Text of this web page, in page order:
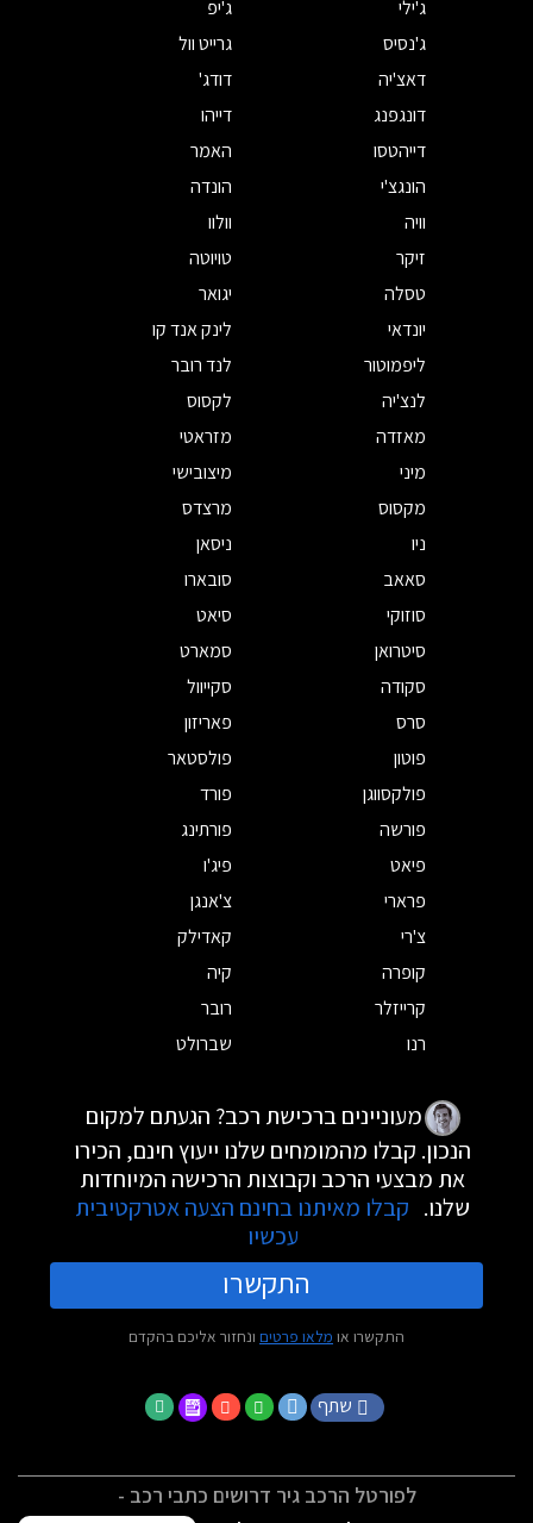
ג'ילי
ג'יפ
ג'נסיס
גרייט וול
דאצ'יה
דודג'
דונגפנג
דייהו
דייהטסו
האמר
הונגצ'י
הונדה
וויה
וולוו
זיקר
טויוטה
טסלה
יגואר
יונדאי
לינק אנד קו
ליפמוטור
לנד רובר
לנצ'יה
לקסוס
מאזדה
מזראטי
מיני
מיצובישי
מקסוס
מרצדס
ניו
ניסאן
סאאב
סובארו
סוזוקי
סיאט
סיטרואן
סמארט
סקודה
סקייוול
סרס
פאריזון
פוטון
פולסטאר
פולקסווגן
פורד
פורשה
פורתינג
פיאט
פיג'ו
פרארי
צ'אנגן
צ'רי
קאדילק
קופרה
קיה
קרייזלר
רובר
רנו
שברולט
מעוניינים ברכישת רכב? הגעתם למקום
הנכון. קבלו מהמומחים שלנו ייעוץ חינם, הכירו
את מבצעי הרכב וקבוצות הרכישה המיוחדות
שלנו. קבלו מאיתנו בחינם הצעה אטרקטיבית
עכשיו
התקשרו
התקשרו או מלאו פרטים ונחזור אליכם בהקדם
שתף
לפורטל הרכב גיר דרושים כתבי רכב -